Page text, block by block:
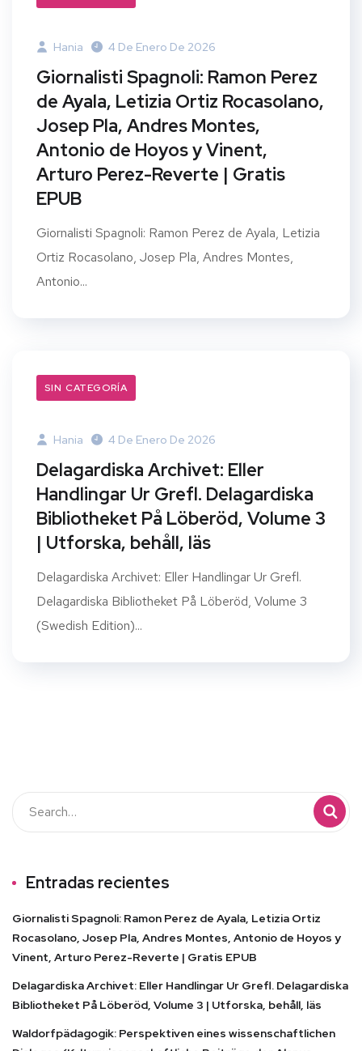
Hania 4 De Enero De 2026
Giornalisti Spagnoli: Ramon Perez
de Ayala, Letizia Ortiz Rocasolano,
Josep Pla, Andres Montes,
Antonio de Hoyos y Vinent,
Arturo Perez-Reverte | Gratis
EPUB
Giornalisti Spagnoli: Ramon Perez de Ayala, Letizia
Ortiz Rocasolano, Josep Pla, Andres Montes,
Antonio...
SIN CATEGORÍA
Hania 4 De Enero De 2026
Delagardiska Archivet: Eller
Handlingar Ur Grefl. Delagardiska
Bibliotheket På Löberöd, Volume 3
| Utforska, behåll, läs
Delagardiska Archivet: Eller Handlingar Ur Grefl.
Delagardiska Bibliotheket På Löberöd, Volume 3
(Swedish Edition)...
Entradas recientes
Giornalisti Spagnoli: Ramon Perez de Ayala, Letizia Ortiz
Rocasolano, Josep Pla, Andres Montes, Antonio de Hoyos y
Vinent, Arturo Perez-Reverte | Gratis EPUB
Delagardiska Archivet: Eller Handlingar Ur Grefl. Delagardiska
Bibliotheket På Löberöd, Volume 3 | Utforska, behåll, läs
Waldorfpädagogik: Perspektiven eines wissenschaftlichen